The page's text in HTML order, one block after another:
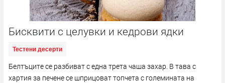
Бисквити с целувки и кедрови ядки
Тестени десерти
Белтъците се разбиват с една трета чаша захар. В тава с
хартия за печене се шприцоват топчета с големината на